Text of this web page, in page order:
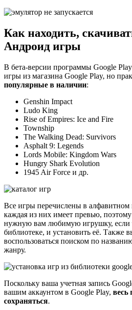
Как находить,
Андроид игры
В бета-версии программы Google
игры из магазина Google Play, но
популярные в наличии:
Genshin Impact
Ludo King
Rise of Empires: Ice and Fire
Township
The Walking Dead: Survivors
Asphalt 9: Legends
Lords Mobile: Kingdom Wars
Hungry Shark Evolution
1945 Air Force и др.
Все игры перечислены в
каждая из них имеет превью,
нужную вам любимую игрушку, если
библиотеке, и установить её. Также
воспользоваться поиском по
жанру.
Поскольку ваша учетная запись
вашим аккаунтом в Google Play, весь
сохраняться.